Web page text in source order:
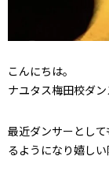
こんにちは。
ナユタス梅田校ダ
最近ダンサーとし
るようになり嬉し